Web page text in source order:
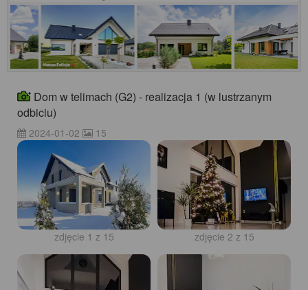
Dom w telimach (G2) - realizacja 1 (w lustrzanym
odbiciu)
2024-01-02 15
zdjęcie 1 z 15 zdjęcie 2 z 15